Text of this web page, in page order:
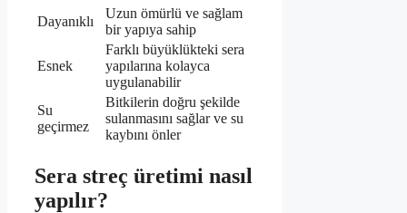
Dayanıklı
Uzun ömürlü ve sağlam
bir yapıya sahip
Esnek
Farklı büyüklükteki sera
yapılarına kolayca
uygulanabilir
Su
geçirmez
Bitkilerin doğru şekilde
sulanmasını sağlar ve su
kaybını önler
Sera streç üretimi nasıl
yapılır?